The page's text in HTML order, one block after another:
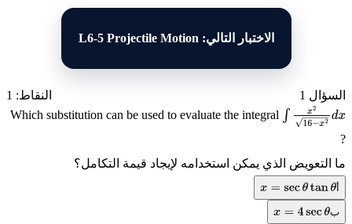
الاختبار التالي: L6-5 Projectile Motion
السؤال 1
النقاط: 1
Which substitution can be used to evaluate the integral
?
ما التعويض الذي يمكن استخدامه لإيجاد قيمة التكامل؟
x =secθtanθ
ب
x =4 secθ